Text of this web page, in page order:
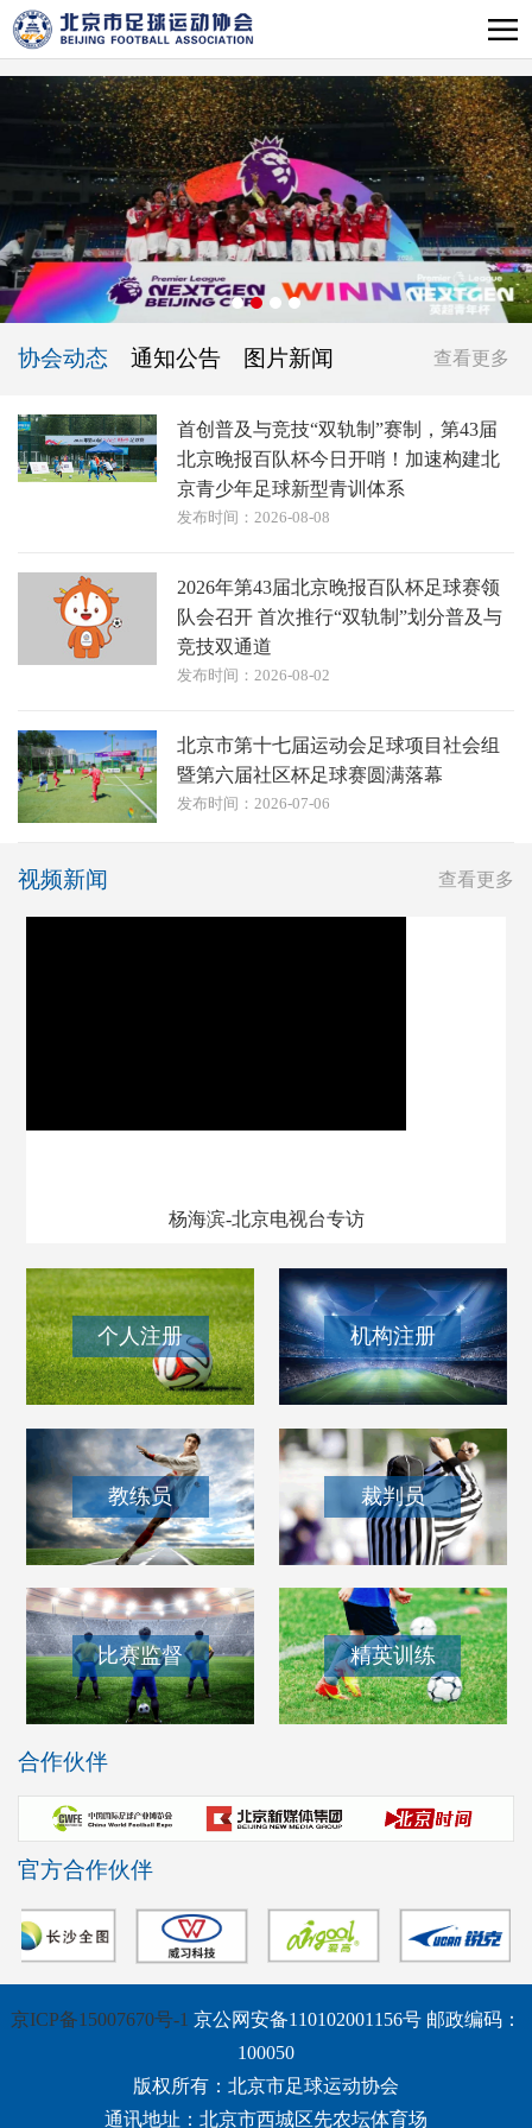
协会动态 通知公告 图片新闻 查看更多
首创普及与竞技“双轨制”赛制，第43届
北京晚报百队杯今日开哨！加速构建北
京青少年足球新型青训体系
发布时间：2026-08-08
2026年第43届北京晚报百队杯足球赛领
队会召开 首次推行“双轨制”划分普及与
竞技双通道
发布时间：2026-08-02
北京市第十七届运动会足球项目社会组
暨第六届社区杯足球赛圆满落幕
发布时间：2026-07-06
视频新闻 查看更多
杨海滨-北京电视台专访
个人注册 机构注册
教练员 裁判员
比赛监督 精英训练
合作伙伴
官方合作伙伴
京ICP备15007670号-1 京公网安备110102001156号 邮政编码：
100050
版权所有：北京市足球运动协会
通讯地址：北京市西城区先农坛体育场